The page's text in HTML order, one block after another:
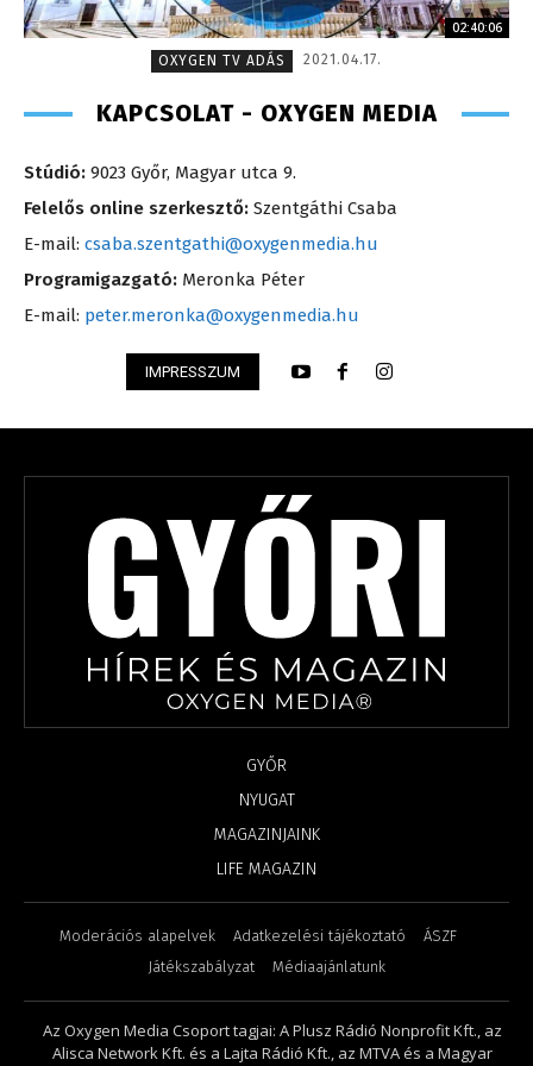
02:40:06
OXYGEN TV ADÁS
2021.04.17.
KAPCSOLAT - OXYGEN MEDIA
Stúdió: 9023 Győr, Magyar utca 9.
Felelős online szerkesztő: Szentgáthi Csaba
E-mail: csaba.szentgathi@oxygenmedia.hu
Programigazgató: Meronka Péter
E-mail: peter.meronka@oxygenmedia.hu
IMPRESSZUM
GYŐR
NYUGAT
MAGAZINJAINK
LIFE MAGAZIN
Moderációs alapelvek Adatkezelési tájékoztató
ÁSZF
Játékszabályzat
Médiaajánlatunk
Az Oxygen Media Csoport tagjai: A Plusz Rádió Nonprofit Kft., az
Alisca Network Kft. és a Lajta Rádió Kft., az MTVA és a Magyar